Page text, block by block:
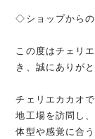
◇ショップから
この度はチェリ
き、誠にありが
チェリエカカオ
地工場を訪問し
体型や感覚に合